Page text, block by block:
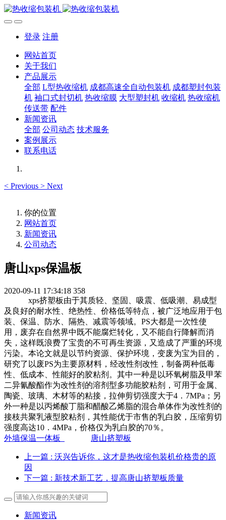
登录 注册
网站首页
关于我们
产品展示
全部 L型热收缩机 成都高速全自动包装机 成都塑封包装
机 袖口式封切机 热收缩膜 大型塑封机 收缩机 热收缩机
传送带 配件
新闻资讯
全部 公司动态 技术服务
案例展示
联系电话
< Previous > Next
你的位置
网站首页
新闻资讯
公司动态
唐山xps保温板
2020-09-11 17:34:18 358
xps挤塑板由于其质轻、坚固、吸震、低吸潮、易成型
及良好的耐水性、绝热性、价格低等特点，被广泛地应用于包
装、保温、防水、隔热、减震等领域。PS大都是一次性使
用，废弃在自然界中既不能腐烂转化，又不能自行降解而消
失，这样既浪费了宝贵的不可再生资源，又造成了严重的环境
污染。本论文就是以节约资源、保护环境，变废为宝为目的，
研究了以废PS为主要原材料，经改性剂改性，制备两种低毒
性、低成本、性能好的胶粘剂。其中一种是以环氧树脂及甲苯
二异氰酸酯作为改性剂的溶剂型多功能胶粘剂，可用于金属、
陶瓷、玻璃、木材等的粘接，拉伸剪切强度大于4．7MPa；另
外一种是以丙烯酸丁脂和醋酸乙烯脂的混合单体作为改性剂的
接枝共聚乳液型胶粘剂，其性能优于市售的乳白胶，压缩剪切
强度高达10．4MPa，价格仅为乳白胶的70％。
外墙保温一体板
唐山挤塑板
上一篇 : 沃兴告诉你，这才是热收缩包装机价格贵的原
因
下一篇 : 新技术新工艺，提高唐山挤塑板质量
新闻资讯